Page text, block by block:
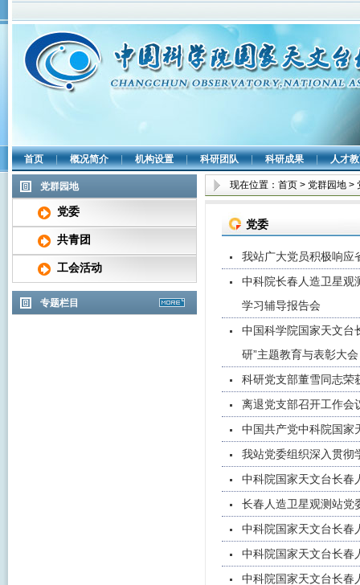
首页 | 概况简介 | 机构设置 | 科研团队 | 科研成果 | 人才
党群园地
党委
共青团
工会活动
专题栏目
现在位置： 首页 > 党群园地 >
党委
我站广大党员积极响应
中科院长春人造卫星观
学习辅导报告会
中国科学院国家天文台
研”主题教育与表彰大会
科研党支部董雪同志荣
离退党支部召开工作会
中国共产党中科院国家
我站党委组织深入贯彻
中科院国家天文台长春
长春人造卫星观测站党
中科院国家天文台长春
中科院国家天文台长春
中科院国家天文台长春